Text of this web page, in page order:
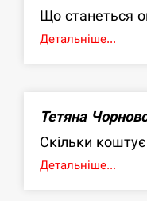
Що станеться
Детальніше...
Тетяна
Скільки
Детальніше...